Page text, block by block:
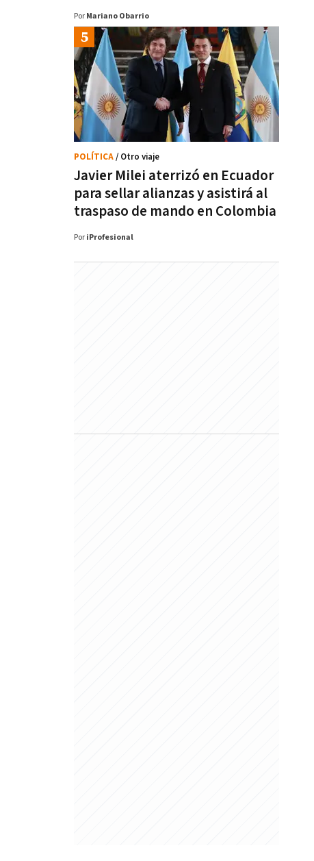
Por Mariano Obarrio
Javier Milei aterrizó en Ecuador
para sellar alianzas y asistirá al
traspaso de mando en Colombia
POLÍTICA/ Otro viaje
Por iProfesional